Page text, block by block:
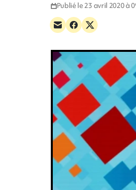
Publié le 23 avril 2020 à